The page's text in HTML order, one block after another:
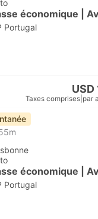
économique |
Portugal
USD
Taxes comprises par
économique |
Portugal